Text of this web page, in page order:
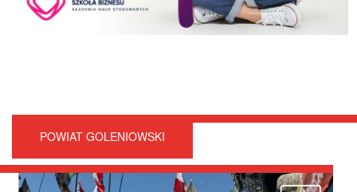
POWIAT GOLENIOWSKI